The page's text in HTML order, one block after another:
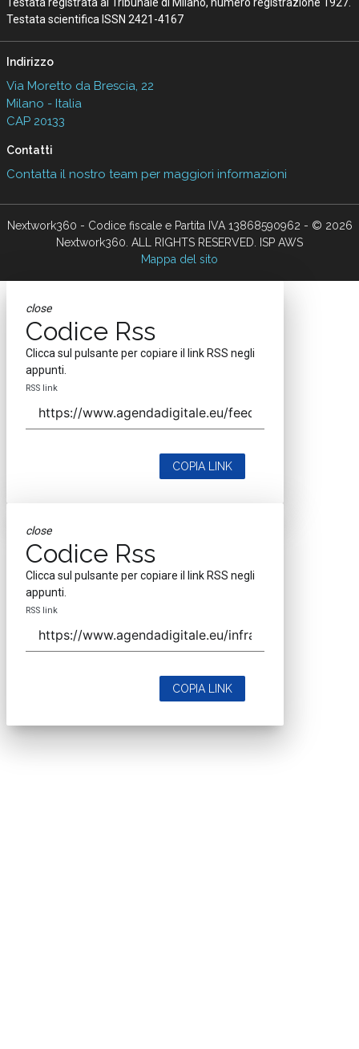
Testata scientifica ISSN 2421-4167
Indirizzo
Via Moretto da Brescia, 22
Milano - Italia
CAP 20133
Contatti
Contatta il nostro team per maggiori informazioni
Nextwork360 - Codice fiscale e Partita IVA 13868590962 - © 2026
Nextwork360. ALL RIGHTS RESERVED. ISP AWS
Mappa del sito
close
Codice Rss
Clicca sul pulsante per copiare il link RSS negli
appunti.
RSS link
COPIA LINK
close
Codice Rss
Clicca sul pulsante per copiare il link RSS negli
appunti.
RSS link
COPIA LINK